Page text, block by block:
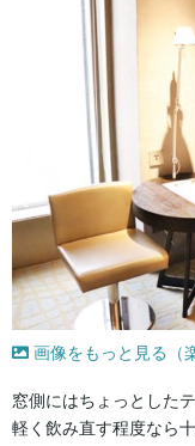
画像をもっと見る（
窓側にはちょっとした
軽く飲み直す程度なら